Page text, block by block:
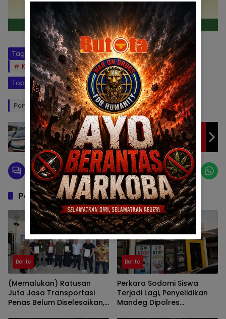
Tag: BNPT
Kompetisi Jurnalis Kebangsaan
KPTIK
Universitas Pohuwato
Topik:
Kompetisi Jurnalis Kebangsaan
Penulis: NA Editor: AS
Insiden Pelayanan Tak Maksimal, Pemilik
Wuling Air EV Ucapkan Terima Kasih Kepada
WEVI
Pos Terkait
Berita
(Memalukan) Ratusan
Juta Jasa Transportasi
Penas Belum Diselesaikan,
Berita
Perkara Sodomi Siswa
Terjadi Lagi, Penyelidikan
Mandeg Dipolres